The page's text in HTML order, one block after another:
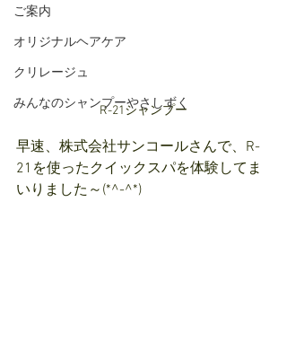
ご案内
オリジナルヘアケア
クリレージュ
みんなのシャンプーやさしずく
R-21シャンプー
早速、株式会社サンコールさんで、R-
21を使ったクイックスパを体験してま
いりました～(*^-^*)